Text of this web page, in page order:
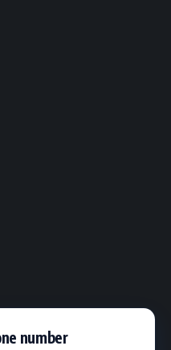
number